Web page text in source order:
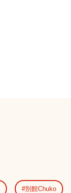
別館Chuko